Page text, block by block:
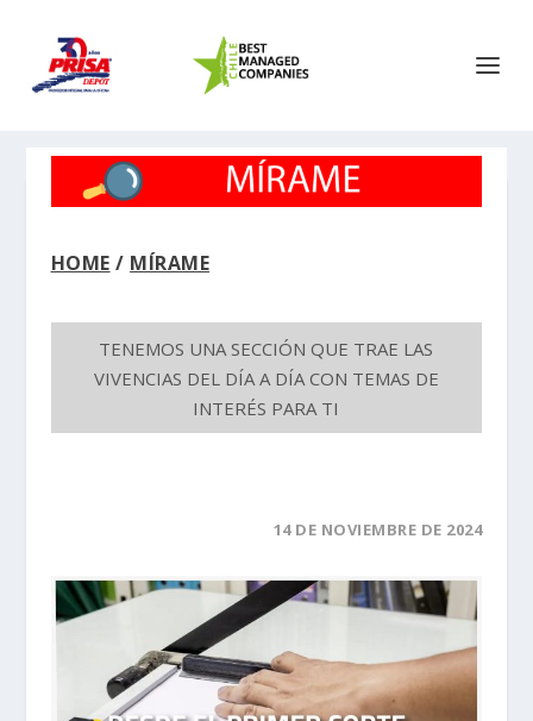
HOME / MÍRAME
TENEMOS UNA SECCIÓN QUE TRAE LAS
VIVENCIAS DEL DÍA A DÍA CON TEMAS DE
INTERÉS PARA TI
14 DE NOVIEMBRE DE 2024